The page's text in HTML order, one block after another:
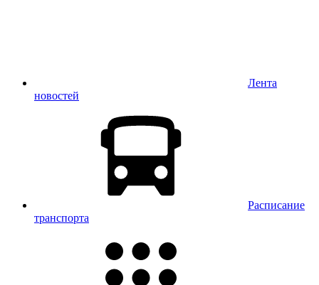
Лента
новостей
Расписание
транспорта